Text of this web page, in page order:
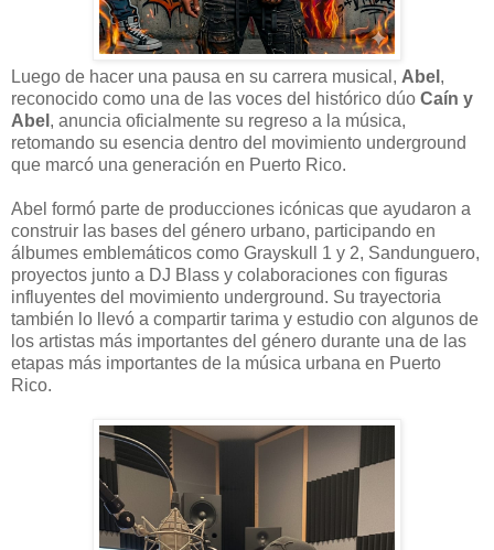
Luego de hacer una pausa en su carrera musical, Abel ,
reconocido como una de las voces del histórico dúo Caín y
Abel , anuncia oficialmente su regreso a la música,
retomando su esencia dentro del movimiento underground
que marcó una generación en Puerto Rico.
Abel formó parte de producciones icónicas que ayudaron a
construir las bases del género urbano, participando en
álbumes emblemáticos como Grayskull 1 y 2, Sandunguero,
proyectos junto a DJ Blass y colaboraciones con figuras
influyentes del movimiento underground. Su trayectoria
también lo llevó a compartir tarima y estudio con algunos de
los artistas más importantes del género durante una de las
etapas más importantes de la música urbana en Puerto
Rico.